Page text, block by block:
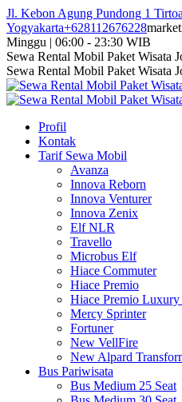
Skip
to
content
Jl. Kebon Agung Pundong 1
Yogyakarta+628112676228
Minggu | 06:00 - 23:30 WIB
Facebook
page
opens
in
window
Twitter
page
opens
in
window
Instagram
page
opens
in
window
YouTube
page
opens
in
window
Sewa Rental Mobil Paket Wisata
Sewa Rental Mobil Paket Wisata
Profil
Kontak
Tarif Sewa Mobil
Avanza
Innova Reborn
Innova Venturer
Innova Zenix
Elf NLR
Travello
Microbus Elf
Hiace Commuter
Hiace Premio
Hiace Premio
Mercy Sprinter
Fortuner
New VellFire
New Alpard
Bus Pariwisata
Bus Medium 25 Seat